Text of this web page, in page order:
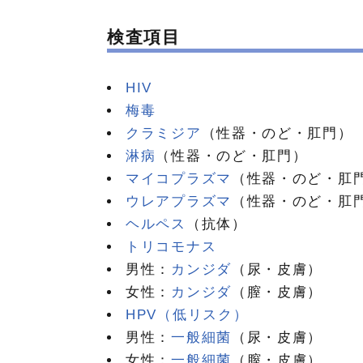
検査項目
HIV
梅毒
クラミジア
（性器・のど・肛門）
淋病
（性器・のど・肛門）
マイコプラズマ
（性器・のど・肛
ウレアプラズマ
（性器・のど・肛
ヘルペス
（抗体）
トリコモナス
男性： カンジダ （尿・皮膚）
女性： カンジダ （膣・皮膚）
HPV（低リスク）
男性：一般細菌
（尿・皮膚）